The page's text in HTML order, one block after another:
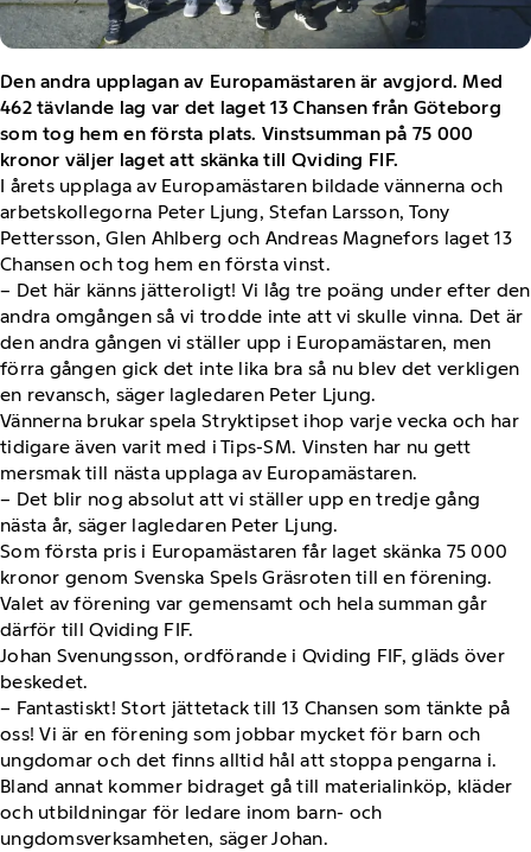
Den andra upplagan av Europamästaren är avgjord. Med
462 tävlande lag var det laget 13 Chansen från Göteborg
som tog hem en första plats. Vinstsumman på 75 000
kronor väljer laget att skänka till Qviding FIF.
I årets upplaga av Europamästaren bildade vännerna och
arbetskollegorna Peter Ljung, Stefan Larsson, Tony
Pettersson, Glen Ahlberg och Andreas Magnefors laget 13
Chansen och tog hem en första vinst.
– Det här känns jätteroligt! Vi låg tre poäng under efter den
andra omgången så vi trodde inte att vi skulle vinna. Det är
den andra gången vi ställer upp i Europamästaren, men
förra gången gick det inte lika bra så nu blev det verkligen
en revansch, säger lagledaren Peter Ljung.
Vännerna brukar spela Stryktipset ihop varje vecka och har
tidigare även varit med i Tips-SM. Vinsten har nu gett
mersmak till nästa upplaga av Europamästaren.
– Det blir nog absolut att vi ställer upp en tredje gång
nästa år, säger lagledaren Peter Ljung.
Som första pris i Europamästaren får laget skänka 75 000
kronor genom Svenska Spels Gräsroten till en förening.
Valet av förening var gemensamt och hela summan går
därför till Qviding FIF.
Johan Svenungsson, ordförande i Qviding FIF, gläds över
beskedet.
– Fantastiskt! Stort jättetack till 13 Chansen som tänkte på
oss! Vi är en förening som jobbar mycket för barn och
ungdomar och det finns alltid hål att stoppa pengarna i.
Bland annat kommer bidraget gå till materialinköp, kläder
och utbildningar för ledare inom barn- och
ungdomsverksamheten, säger Johan.